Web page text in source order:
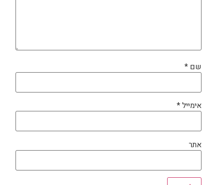
שם *
אימייל*
אתר